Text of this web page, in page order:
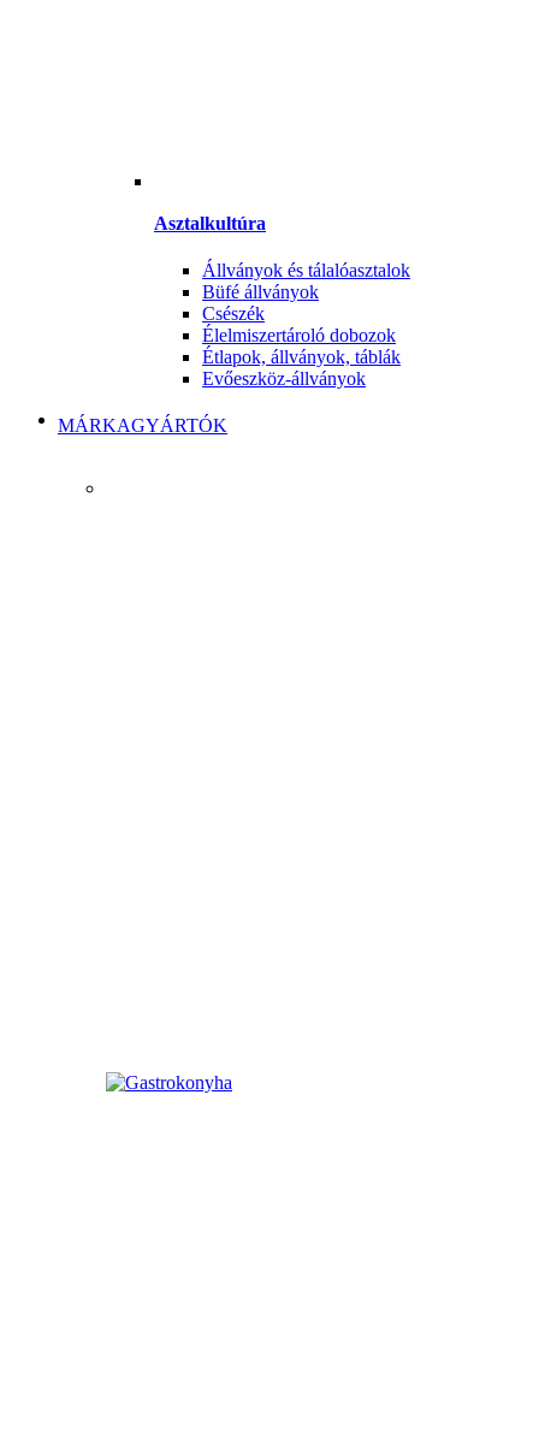
Asztalkultúra
Állványok és tálalóasztalok
Büfé állványok
Csészék
Élelmiszertároló dobozok
Étlapok, állványok, táblák
Evőeszköz-állványok
MÁRKAGYÁRTÓK